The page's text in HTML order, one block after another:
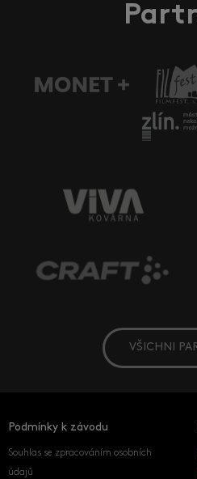
VŠICHNI
Podmínky k závodu
Souhlas se zpracováním osobních
údajů